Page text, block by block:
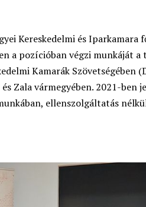
Kereskedelmi és
a pozícióban végzi munkáját
Kamarák Szövetségében
Zala vármegyében. 2021-ben
ellenszolgáltatás